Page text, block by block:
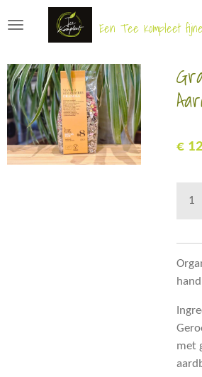
direct
de
hoofdinhoud
Een Tee Kompleet
€
met